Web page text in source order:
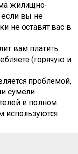
жилищно-
если вы не
не оставят вас в
вам платить
(горячую и
проблемой,
сумели
в полном
используются